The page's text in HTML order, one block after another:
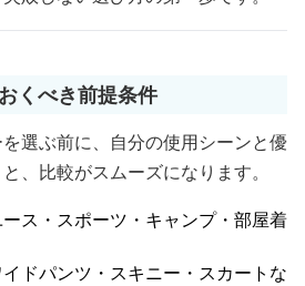
くべき前提条件
選ぶ前に、自分の使用シーンと優
、比較がスムーズになります。
ース・スポーツ・キャンプ・部屋着
イドパンツ・スキニー・スカートな